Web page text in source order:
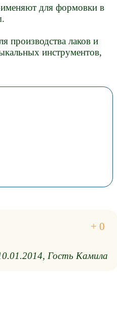
для формовки в
производства лаков и
инструментов,
Гость Камила